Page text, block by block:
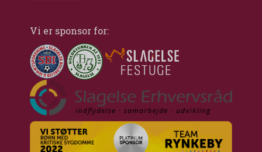
Vi er sponsor for: